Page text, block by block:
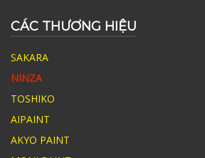
CÁC THƯƠNG HIỆU
SAKARA
NINZA
TOSHIKO
AIPAINT
AKYO PAINT